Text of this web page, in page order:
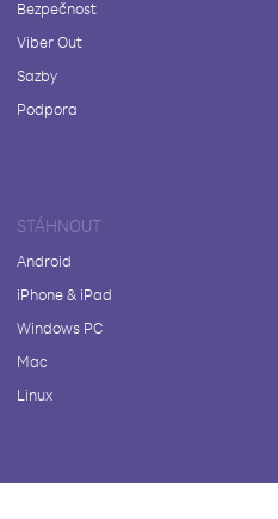
Bezpečnost
Viber Out
Sazby
Podpora
STÁHNOUT
Android
iPhone & iPad
Windows PC
Mac
Linux